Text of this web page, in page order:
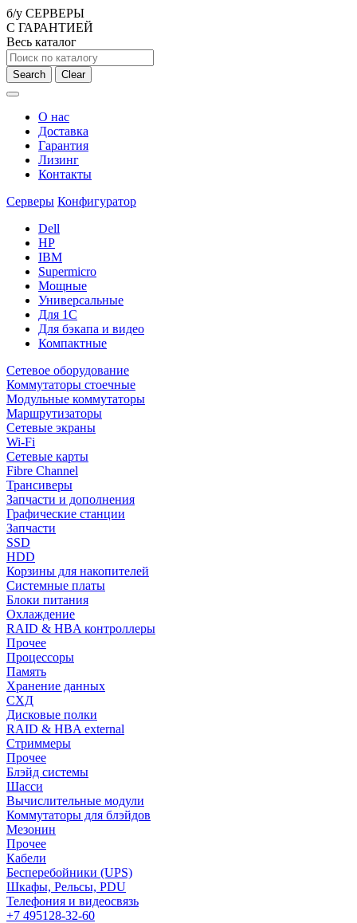
б/у СЕРВЕРЫ
С ГАРАНТИЕЙ
Весь каталог
Search Clear
О нас
Доставка
Гарантия
Лизинг
Контакты
Серверы Конфигуратор
Dell
HP
IBM
Supermicro
Мощные
Универсальные
Для 1С
Для бэкапа и видео
Компактные
Сетевое оборудование
Коммутаторы стоечные
Модульные коммутаторы
Маршрутизаторы
Сетевые экраны
Wi-Fi
Сетевые карты
Fibre Channel
Трансиверы
Запчасти и дополнения
Графические станции
Запчасти
SSD
HDD
Корзины для накопителей
Системные платы
Блоки питания
Охлаждение
RAID & HBA контроллеры
Прочее
Процессоры
Память
Хранение данных
СХД
Дисковые полки
RAID & HBA external
Стриммеры
Прочее
Блэйд системы
Шасси
Вычислительные модули
Коммутаторы для блэйдов
Мезонин
Прочее
Кабели
Бесперебойники (UPS)
Шкафы, Рельсы, PDU
Телефония и видеосвязь
+7 495128-32-60